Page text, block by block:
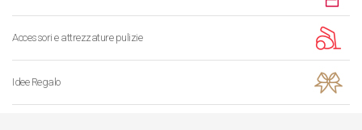
Accessori e attrezzature pulizie
Idee Regalo